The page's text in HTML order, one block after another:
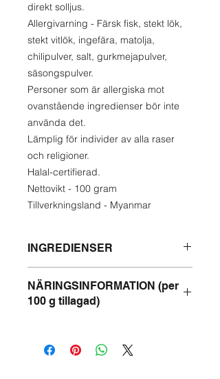
direkt solljus.
Allergivarning - Färsk fisk, stekt lök,
stekt vitlök, ingefära, matolja,
chilipulver, salt, gurkmejapulver,
säsongspulver.
Personer som är allergiska mot
ovanstående ingredienser bör inte
använda det.
Lämplig för individer av alla raser
och religioner.
Halal-certifierad.
Nettovikt - 100 gram
Tillverkningsland - Myanmar
INGREDIENSER
ingefära, matolja. Chilipulver. Salt.
Gurkmejapulver, säsongspulver.
NÄRINGSINFORMATION (per
100 g tillagad)
Protein - 22 g
Fett - 39 g